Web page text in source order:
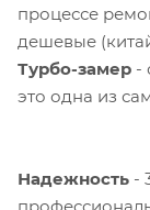
процессе
дешевые
Турбо-замер -
это одна из
Надежность